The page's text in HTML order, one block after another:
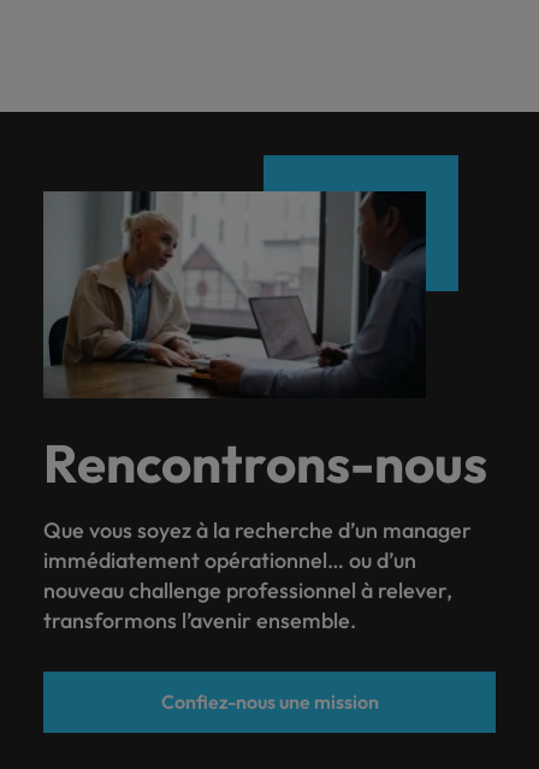
Rencontrons-nous
Que vous soyez à la recherche d’un manager
immédiatement opérationnel… ou d’un
nouveau challenge professionnel à relever,
transformons l’avenir ensemble.
Confiez-nous une mission